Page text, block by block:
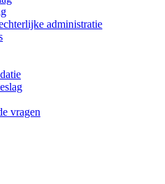
administratie
vragen